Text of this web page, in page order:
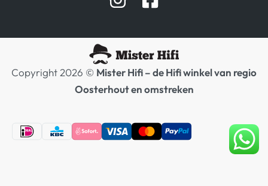
Copyright 2026 © Mister Hifi – de Hifi winkel van regio
Oosterhout en omstreken